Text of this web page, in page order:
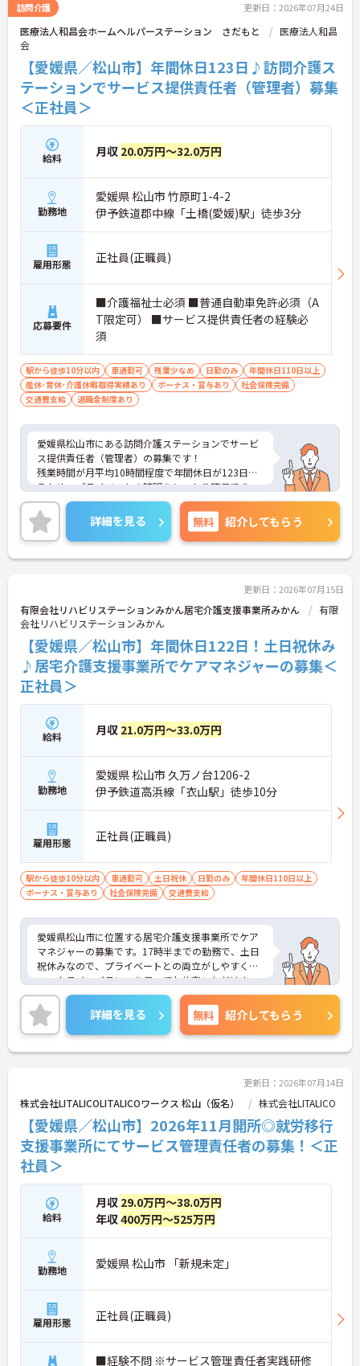
訪問介護 更新日：2026年07月24日
医療法人和昌会ホームヘルパーステーション さだもと
医療法人和昌
会
【愛媛県／松山市】年間休日123日♪訪問介護ス
テーションでサービス提供責任者（管理者）募集
＜正社員＞
給料 月収 20.0万円～32.0万円
勤務地
愛媛県 松山市 竹原町1-4-2
伊予鉄道郡中線「土橋(愛媛)駅」徒歩3分
雇用形態 正社員(正職員)
応募要件
■介護福祉士必須 ■普通自動車免許必須（A
T限定可） ■サービス提供責任者の経験必
須
駅から徒歩10分以内 車通勤可 残業少なめ 日勤のみ
年間休日110日以上
産休･育休･介護休暇取得実績あり
ボーナス・賞与あり
社会保険完備
交通費支給
退職金制度あり
愛媛県松山市にある訪問介護ステーションでサービ
ス提供責任者（管理者）の募集です！
残業時間が月平均10時間程度で年間休日が123日あ
るため、プライベートの時間をしっかり確保でき、
仕事との両立がしやすい職場です◎
また、昇給と計3.00ヵ月分の賞与実績があり、あな
たの頑張りがしっかり評価され、やりがいを持って
お仕事ができます！
ご興味ある方は面接ポイントをお伝えしますので、
詳細を見る 無料 紹介してもらう
更新日：2026年07月15日
有限会社リハビリステーションみかん居宅介護支援事業所みかん
有限
会社リハビリステーションみかん
【愛媛県／松山市】年間休日122日！土日祝休み
♪居宅介護支援事業所でケアマネジャーの募集＜
正社員＞
給料 月収 21.0万円～33.0万円
勤務地
愛媛県 松山市 久万ノ台1206-2
伊予鉄道高浜線「衣山駅」徒歩10分
雇用形態 正社員(正職員)
駅から徒歩10分以内 車通勤可 土日祝休 日勤のみ
年間休日110日以上
ボーナス・賞与あり
社会保険完備 交通費支給
愛媛県松山市に位置する居宅介護支援事業所でケア
マネジャーの募集です。17時半までの勤務で、土日
祝休みなので、プライベートとの両立がしやすく、
ワークライフバランスを保ってお仕事いただけま
す！また、無料駐車場完備で、マイカー通勤ができ
るので快適です♪ご興味のある方はご面接のポイン
トお伝えしますのでご気軽にお問い合わせくださ
い。
詳細を見る 無料 紹介してもらう
更新日：2026年07月14日
株式会社LITALICOLITALICOワークス 松山（仮名） 株式会社LITALICO
【愛媛県／松山市】2026年11月開所◎就労移行
支援事業所にてサービス管理責任者の募集！＜正
社員＞
給料
月収 29.0万円～38.0万円
年収400万円～525万円
勤務地 愛媛県 松山市 「新規未定」
雇用形態 正社員(正職員)
■経験不問 ※サービス管理責任者実践研修